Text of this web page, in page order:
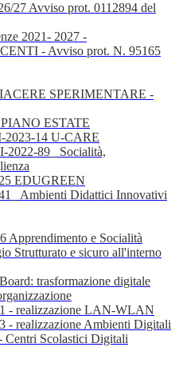
27 Avviso prot. 0112894 del
2021- 2027 -
- Avviso prot. N. 95165
SPERIMENTARE -
ESTATE
2023-14 U-CARE
2022-89_ Socialità,
EDUGREEN
Ambienti Didattici Innovativi
Apprendimento e Socialità
Strutturato e sicuro all'interno
trasformazione digitale
- realizzazione LAN-WLAN
- realizzazione Ambienti Digitali
Centri Scolastici Digitali